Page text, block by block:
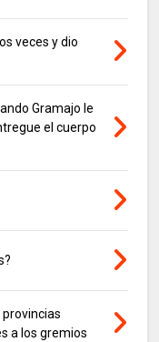
veces y dio
Gramajo le
el cuerpo
provincias
a los gremios